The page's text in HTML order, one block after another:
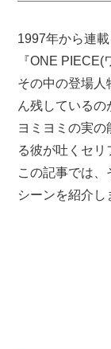
1997年から連
『ONE PIECE(
その中の登場人
ん残しているの
ヨミヨミの実
る彼が吐くセリ
この記事では
シーンを紹介し